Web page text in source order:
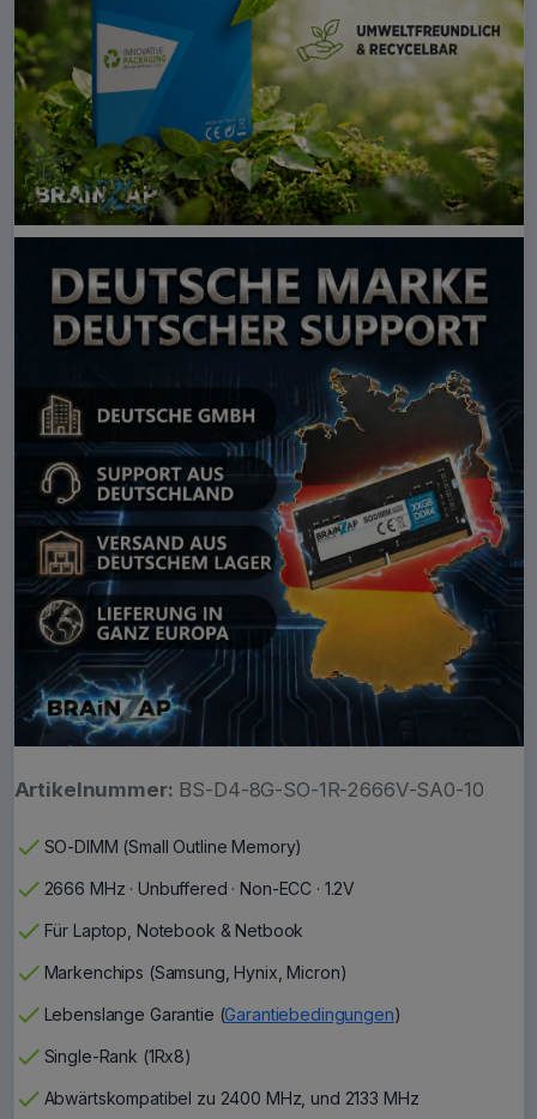
Artikelnummer: BS-D4-8G-SO-1R-2666V-SA0-10
check SO-DIMM (Small Outline Memory)
check 2666 MHz · Unbuffered · Non-ECC · 1.2V
check Für Laptop, Notebook & Netbook
check Markenchips (Samsung, Hynix, Micron)
check Lebenslange Garantie (Garantiebedingungen)
check Single-Rank (1Rx8)
check Abwärtskompatibel zu 2400 MHz, und 2133 MHz